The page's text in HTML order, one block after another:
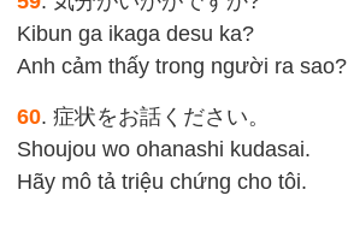
Kibun ga ikaga desu ka?
Anh cảm thấy trong người ra sao?
60. 症状をお話ください。
Shoujou wo ohanashi kudasai.
Hãy mô tả triệu chứng cho tôi.